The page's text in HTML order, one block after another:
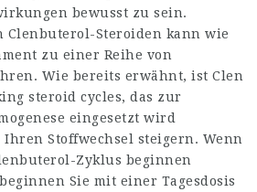
bewusst zu sein.
Clenbuterol-Steroiden kann wie
zu einer Reihe von
Wie bereits erwähnt, ist Clen
steroid cycles, das zur
eingesetzt wird
Ihren Stoffwechsel steigern. Wenn
Zyklus beginnen
beginnen Sie mit einer Tagesdosis